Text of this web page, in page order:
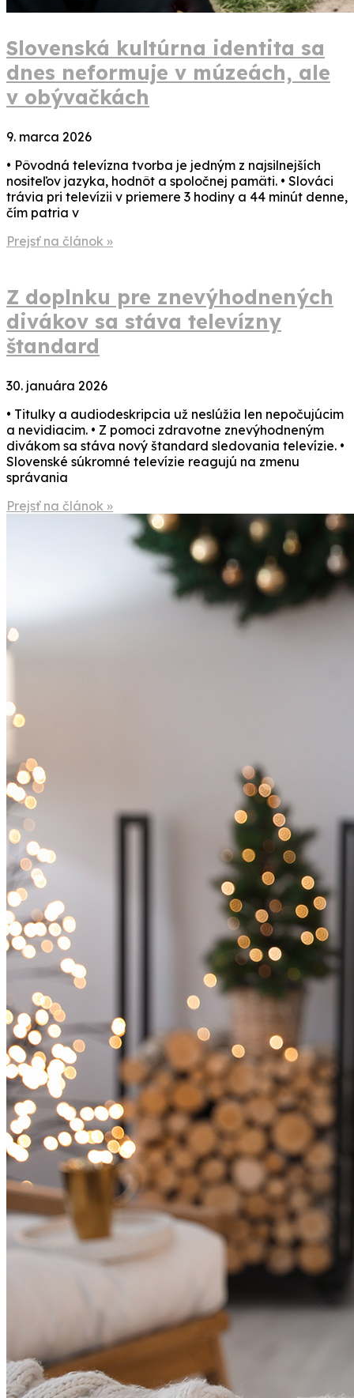
Slovenská kultúrna identita sa
dnes neformuje v múzeách, ale
v obývačkách
9. marca 2026
• Pôvodná televízna tvorba je jedným z najsilnejších
nositeľov jazyka, hodnôt a spoločnej pamäti. • Slováci
trávia pri televízii v priemere 3 hodiny a 44 minút denne,
čím patria v
Prejsť na článok »
Z doplnku pre znevýhodnených
divákov sa stáva televízny
štandard
30. januára 2026
• Titulky a audiodeskripcia už neslúžia len nepočujúcim
a nevidiacim. • Z pomoci zdravotne znevýhodneným
divákom sa stáva nový štandard sledovania televízie. •
Slovenské súkromné televízie reagujú na zmenu
správania
Prejsť na článok »